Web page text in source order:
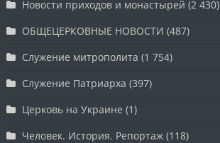
Новости приходов и монастырей (2 430)
ОБЩЕЦЕРКОВНЫЕ НОВОСТИ (487)
Служение митрополита (1 754)
Служение Патриарха (397)
Церковь на Украине (1)
Человек. История. Репортаж (118)